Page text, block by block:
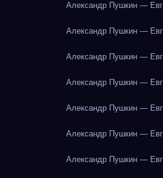
Александр Пушкин —
Александр Пушкин —
Александр Пушкин —
Александр Пушкин —
Александр Пушкин —
Александр Пушкин —
Александр Пушкин —